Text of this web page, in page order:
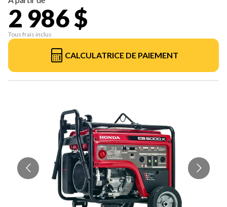
2 986 $
Tous frais inclus
CALCULATRICE DE PAIEMENT